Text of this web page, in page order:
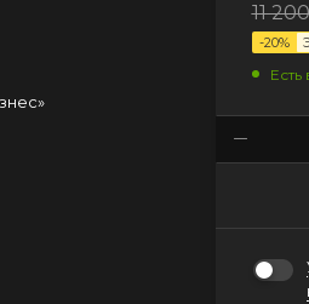
11
-20%
Есть